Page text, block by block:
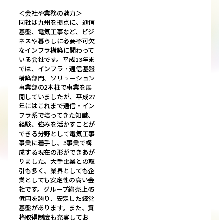
＜会社や業務の魅力＞
同社は九州を拠点に、通信
基盤、電気工事など、ビジ
ネスや暮らしに必要不可欠
なインフラ構築に関わって
いる会社です。平成13年ま
では、インフラ・通信基盤
構築部門、ソリューション
事業部の2本柱で事業を展
開していましたが、平成27
年にはこれまで通信・イン
フラ系で培ってきた知識、
経験、強みを活かすことが
できる分野として電気工事
事業に着手し、3事業で構
成する現在の形ができあが
りました。大手企業との取
引も多く、業界としても企
業としても安定性の高い会
社です。グループ総売上45
億円を誇り、安定した経営
基盤があります。また、資
格取得制度も充実してお